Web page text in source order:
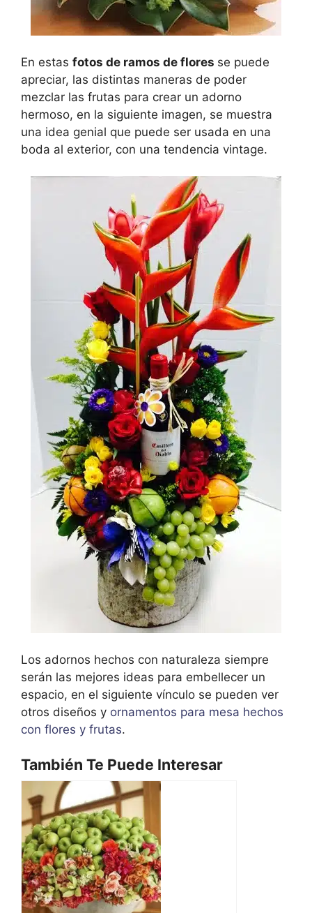
En estas fotos de ramos de flores se puede
apreciar, las distintas maneras de poder
mezclar las frutas para crear un adorno
hermoso, en la siguiente imagen, se muestra
una idea genial que puede ser usada en una
boda al exterior, con una tendencia vintage.
Los adornos hechos con naturaleza siempre
serán las mejores ideas para embellecer un
espacio, en el siguiente vínculo se pueden ver
otros diseños y ornamentos para mesa hechos
con flores y frutas.
También Te Puede Interesar